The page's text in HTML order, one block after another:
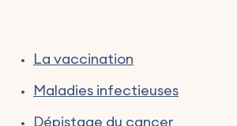
La vaccination
Maladies infectieuses
Dépistage du cancer